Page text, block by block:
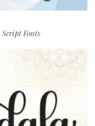
Script Fonts